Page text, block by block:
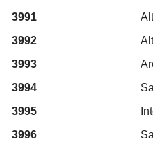
3991
3992
3993
3994
3995
3996